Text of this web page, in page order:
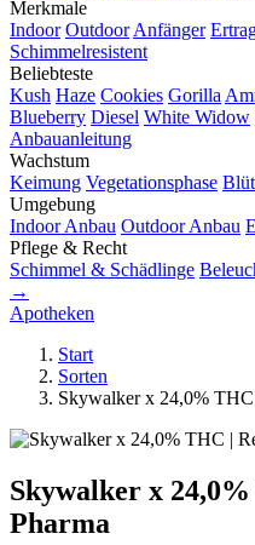
Merkmale
Indoor Outdoor Anfänger
Schimmelresistent
Beliebteste
Kush Haze Cookies Gorilla
Blueberry Diesel White Widow
Anbauanleitung
Wachstum
Keimung Vegetationsphase
Umgebung
Indoor Anbau Outdoor Anbau
Pflege & Recht
Schimmel & Schädlinge
→
Apotheken
Start
Sorten
Skywalker x 24,0% THC
Skywalker x
Pharma